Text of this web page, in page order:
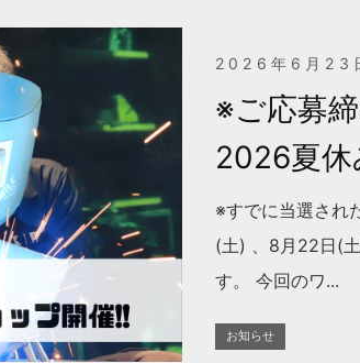
2026年6月23
※ご応募
2026夏休
※すでに当選され
(土) 、8月22日(
す。 今回のワ...
お知らせ